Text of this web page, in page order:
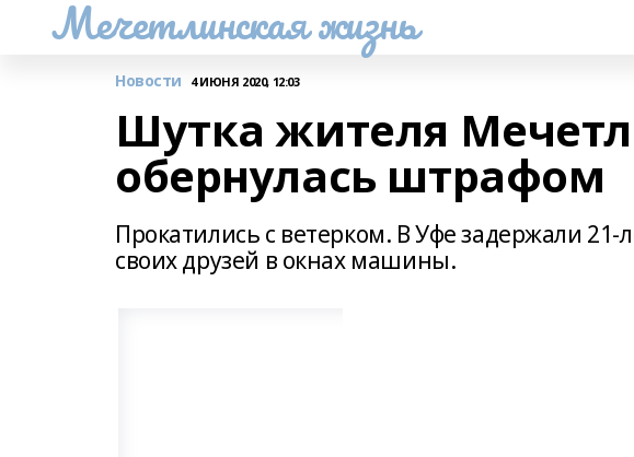
Мечетлинская жизнь
Новости 4 ИЮНЯ 2020, 12:03
Шутка жителя
обернулась штрафом
Прокатились с ветерком. В Уфе задержали 21-
своих друзей в окнах машины.